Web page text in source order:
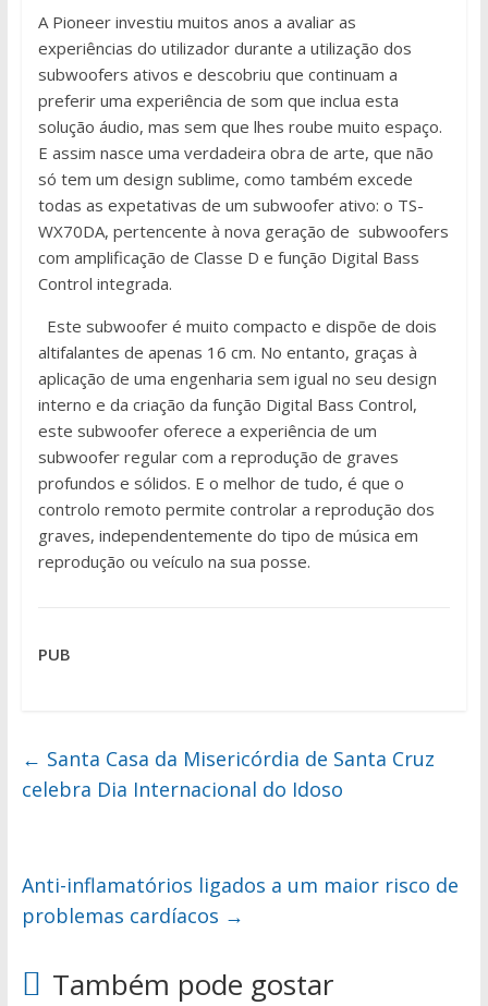
A Pioneer investiu muitos anos a avaliar as
experiências do utilizador durante a utilização dos
subwoofers ativos e descobriu que continuam a
preferir uma experiência de som que inclua esta
solução áudio, mas sem que lhes roube muito espaço.
E assim nasce uma verdadeira obra de arte, que não
só tem um design sublime, como também excede
todas as expetativas de um subwoofer ativo: o TS-
WX70DA, pertencente à nova geração de subwoofers
com amplificação de Classe D e função Digital Bass
Control integrada.
Este subwoofer é muito compacto e dispõe de dois
altifalantes de apenas 16 cm. No entanto, graças à
aplicação de uma engenharia sem igual no seu design
interno e da criação da função Digital Bass Control,
este subwoofer oferece a experiência de um
subwoofer regular com a reprodução de graves
profundos e sólidos. E o melhor de tudo, é que o
controlo remoto permite controlar a reprodução dos
graves, independentemente do tipo de música em
reprodução ou veículo na sua posse.
PUB
← Santa Casa da Misericórdia de Santa Cruz
celebra Dia Internacional do Idoso
Anti-inflamatórios ligados a um maior risco de
problemas cardíacos →
Também pode gostar